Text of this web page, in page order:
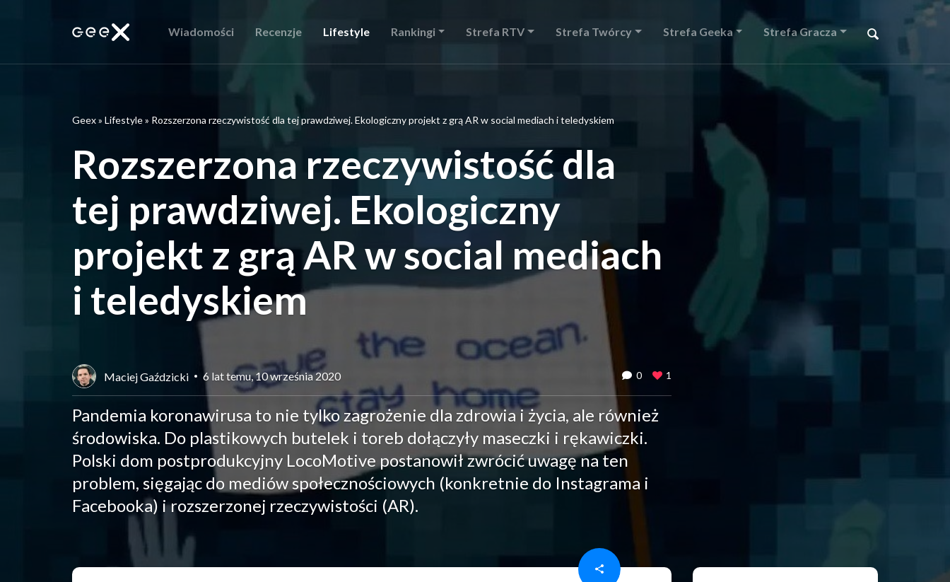
Wiadomości Recenzje Lifestyle Rankingi Strefa RTV Strefa Twórcy Strefa Geeka Strefa Gracza
Geex» Lifestyle» Rozszerzona rzeczywistość dla tej prawdziwej. Ekologiczny projekt z grą AR w social mediach i teledyskiem
Rozszerzona rzeczywistość dla
tej prawdziwej. Ekologiczny
projekt z grą AR w social mediach
i teledyskiem
Maciej Gaździcki 6 lat temu, 10 września 2020 0 1
Pandemia koronawirusa to nie tylko zagrożenie dla zdrowia i życia, ale również
środowiska. Do plastikowych butelek i toreb dołączyły maseczki i rękawiczki.
Polski dom postprodukcyjny LocoMotive postanowił zwrócić uwagę na ten
problem, sięgając do mediów społecznościowych (konkretnie do Instagrama i
Facebooka) i rozszerzonej rzeczywistości (AR).